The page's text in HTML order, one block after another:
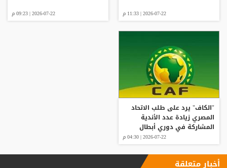
2026-07-22 | 11:33 م 2026-07-22 | 09:23 م
"الكاف" يرد على طلب الاتحاد
المصري زيادة عدد الأندية
المشاركة في دوري أبطال
2026-07-22 | 04:30 م
أخبار متعلقة